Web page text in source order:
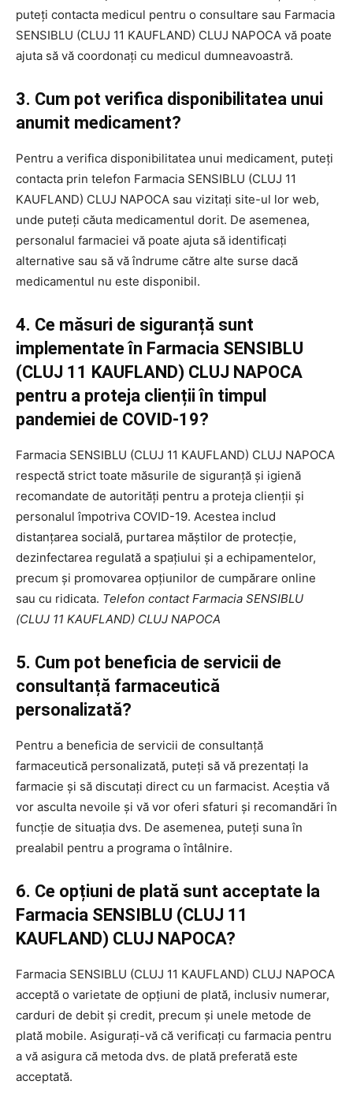
puteți contacta medicul pentru o consultare sau Farmacia
SENSIBLU (CLUJ 11 KAUFLAND) CLUJ NAPOCA vă poate
ajuta să vă coordonați cu medicul dumneavoastră.
3. Cum pot verifica disponibilitatea unui
anumit medicament?
Pentru a verifica disponibilitatea unui medicament, puteți
contacta prin telefon Farmacia SENSIBLU (CLUJ 11
KAUFLAND) CLUJ NAPOCA sau vizitați site-ul lor web,
unde puteți căuta medicamentul dorit. De asemenea,
personalul farmaciei vă poate ajuta să identificați
alternative sau să vă îndrume către alte surse dacă
medicamentul nu este disponibil.
4. Ce măsuri de siguranță sunt
implementate în Farmacia SENSIBLU
(CLUJ 11 KAUFLAND) CLUJ NAPOCA
pentru a proteja clienții în timpul
pandemiei de COVID-19?
Farmacia SENSIBLU (CLUJ 11 KAUFLAND) CLUJ NAPOCA
respectă strict toate măsurile de siguranță și igienă
recomandate de autorități pentru a proteja clienții și
personalul împotriva COVID-19. Acestea includ
distanțarea socială, purtarea măștilor de protecție,
dezinfectarea regulată a spațiului și a echipamentelor,
precum și promovarea opțiunilor de cumpărare online
sau cu ridicata. Telefon contact Farmacia SENSIBLU
(CLUJ 11 KAUFLAND) CLUJ NAPOCA
5. Cum pot beneficia de servicii de
consultanță farmaceutică
personalizată?
Pentru a beneficia de servicii de consultanță
farmaceutică personalizată, puteți să vă prezentați la
farmacie și să discutați direct cu un farmacist. Aceștia vă
vor asculta nevoile și vă vor oferi sfaturi și recomandări în
funcție de situația dvs. De asemenea, puteți suna în
prealabil pentru a programa o întâlnire.
6. Ce opțiuni de plată sunt acceptate la
Farmacia SENSIBLU (CLUJ 11
KAUFLAND) CLUJ NAPOCA?
Farmacia SENSIBLU (CLUJ 11 KAUFLAND) CLUJ NAPOCA
acceptă o varietate de opțiuni de plată, inclusiv numerar,
carduri de debit și credit, precum și unele metode de
plată mobile. Asigurați-vă că verificați cu farmacia pentru
a vă asigura că metoda dvs. de plată preferată este
acceptată.